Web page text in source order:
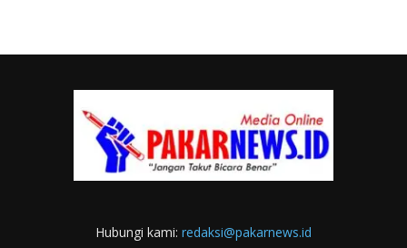
Hubungi kami: redaksi@pakarnews.id